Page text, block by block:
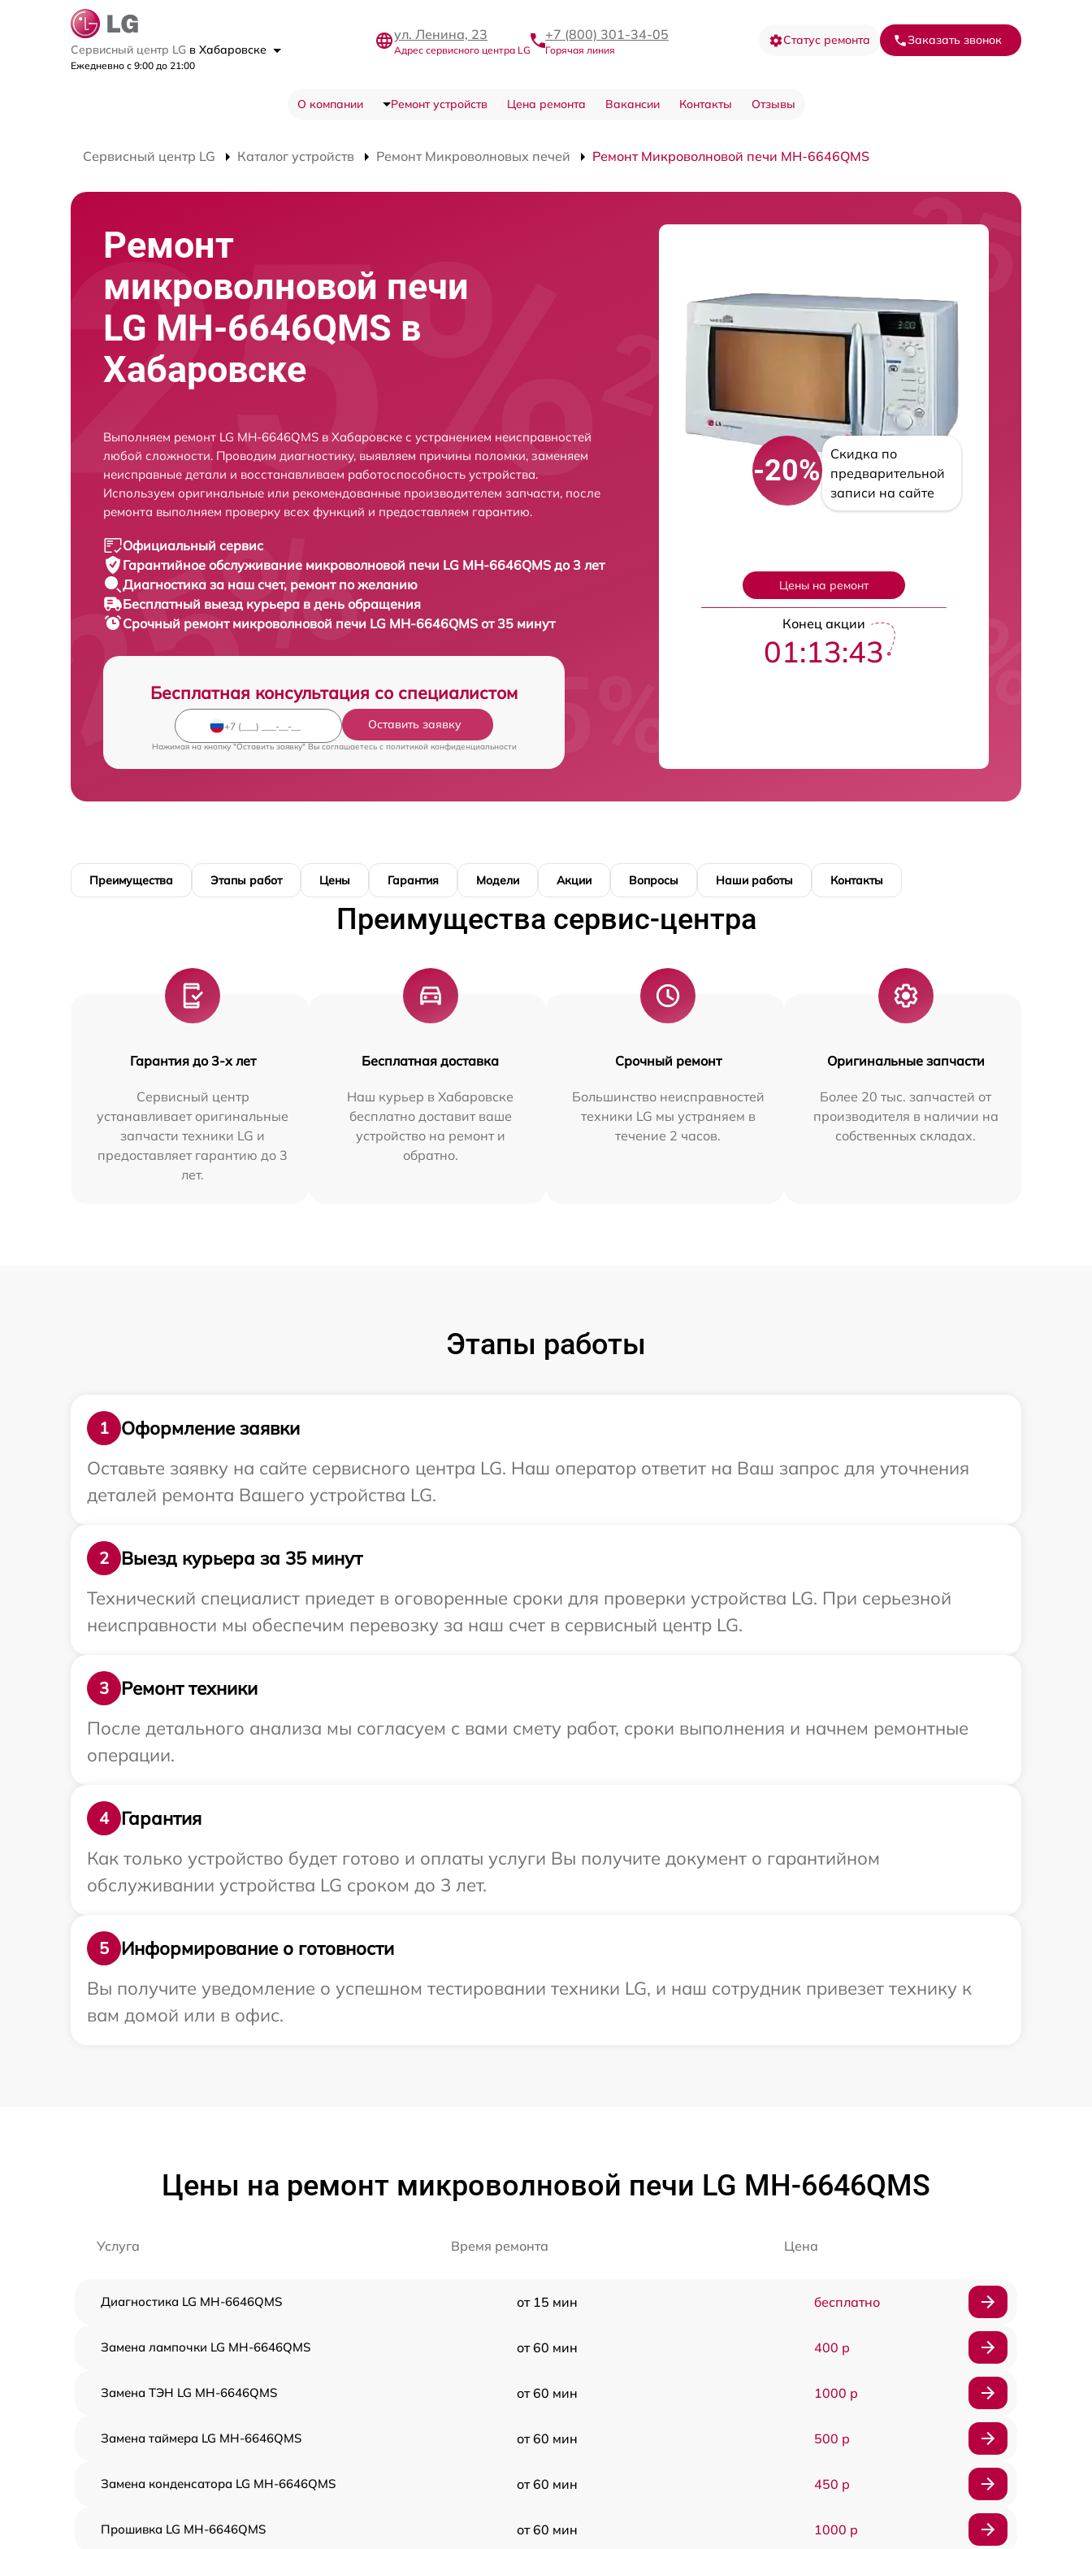
Сервисный центр LG в Хабаровске
Ежедневно с 9:00 до 21:00
ул. Ленина, 23
Адрес сервисного центра LG
+7 (800) 301-34-05
Горячая линия
Статус ремонта Заказать звонок
О компании Ремонт устройств Цена ремонта Вакансии Контакты Отзывы
Сервисный центр LG Каталог устройств Ремонт Микроволновых печей Ремонт Микроволновой печи MH-6646QMS
Ремонт
микроволновой печи
LG MH-6646QMS в
Хабаровске
Выполняем ремонт LG MH-6646QMS в Хабаровске с устранением неисправностей
любой сложности. Проводим диагностику, выявляем причины поломки, заменяем
неисправные детали и восстанавливаем работоспособность устройства.
Используем оригинальные или рекомендованные производителем запчасти, после
ремонта выполняем проверку всех функций и предоставляем гарантию.
Официальный сервис
Гарантийное обслуживание микроволновой печи LG MH-6646QMS до 3 лет
Диагностика за наш счет, ремонт по желанию
Бесплатный выезд курьера в день обращения
Срочный ремонт микроволновой печи LG MH-6646QMS от 35 минут
Бесплатная консультация со специалистом
Оставить заявку
Нажимая на кнопку "Оставить заявку" Вы соглашаетесь c политикой конфиденциальности
-20%
Скидка по
предварительной
записи на сайте
Цены на ремонт
Конец акции
01:13:42
Преимущества Этапы работ Цены Гарантия Модели Акции Вопросы Наши работы Контакты
Преимущества сервис-центра
Гарантия до 3-х лет
Сервисный центр
устанавливает оригинальные
запчасти техники LG и
предоставляет гарантию до 3
лет.
Бесплатная доставка
Наш курьер в Хабаровске
бесплатно доставит ваше
устройство на ремонт и
обратно.
Срочный ремонт
Большинство неисправностей
техники LG мы устраняем в
течение 2 часов.
Оригинальные запчасти
Более 20 тыс. запчастей от
производителя в наличии на
собственных складах.
Этапы работы
1
Оформление заявки
Оставьте заявку на сайте сервисного центра LG. Наш оператор ответит на Ваш запрос для уточнения
деталей ремонта Вашего устройства LG.
2
Выезд курьера за 35 минут
Технический специалист приедет в оговоренные сроки для проверки устройства LG. При серьезной
неисправности мы обеспечим перевозку за наш счет в сервисный центр LG.
3
Ремонт техники
После детального анализа мы согласуем с вами смету работ, сроки выполнения и начнем ремонтные
операции.
4
Гарантия
Как только устройство будет готово и оплаты услуги Вы получите документ о гарантийном
обслуживании устройства LG сроком до 3 лет.
5
Информирование о готовности
Вы получите уведомление о успешном тестировании техники LG, и наш сотрудник привезет технику к
вам домой или в офис.
Цены на ремонт микроволновой печи LG MH-6646QMS
Услуга Время ремонта Цена
Диагностика LG MH-6646QMS от 15 мин бесплатно
Замена лампочки LG MH-6646QMS от 60 мин 400 р
Замена ТЭН LG MH-6646QMS от 60 мин 1000 р
Замена таймера LG MH-6646QMS от 60 мин 500 р
Замена конденсатора LG MH-6646QMS от 60 мин 450 р
Прошивка LG MH-6646QMS от 60 мин 1000 р